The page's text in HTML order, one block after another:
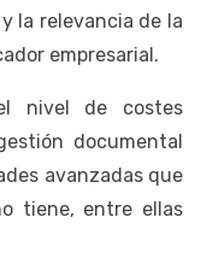
la relevancia de la
empresarial.
nivel de costes
documental
avanzadas que
tiene, entre ellas